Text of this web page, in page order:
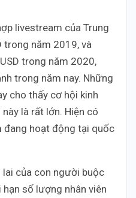
livestream của Trung
trong năm 2019, và
trong năm 2020,
trong năm nay. Những
cho thấy cơ hội kinh
là rất lớn. Hiện có
đang hoạt động tại quốc
của con người buộc
hạn số lượng nhân viên